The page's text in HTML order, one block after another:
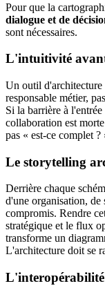
Pour que la
dialogue et de
sont nécessaires.
L'intuitivité
Un outil
responsable métier,
Si la barrière à
collaboration est
pas « est-ce complet
Le storytelling
Derrière chaque
d'une organisation, de
compromis. Rendre
stratégique et le flux
transforme un
L'architecture doit se